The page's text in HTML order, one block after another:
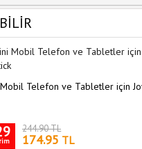
Telefon ve Tabletler için
244.90 TL
174.95 TL